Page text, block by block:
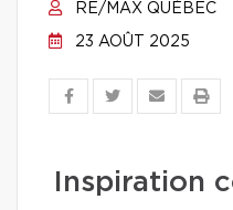
RE/MAX QUÉBEC
23 AOÛT 2025
Inspiration